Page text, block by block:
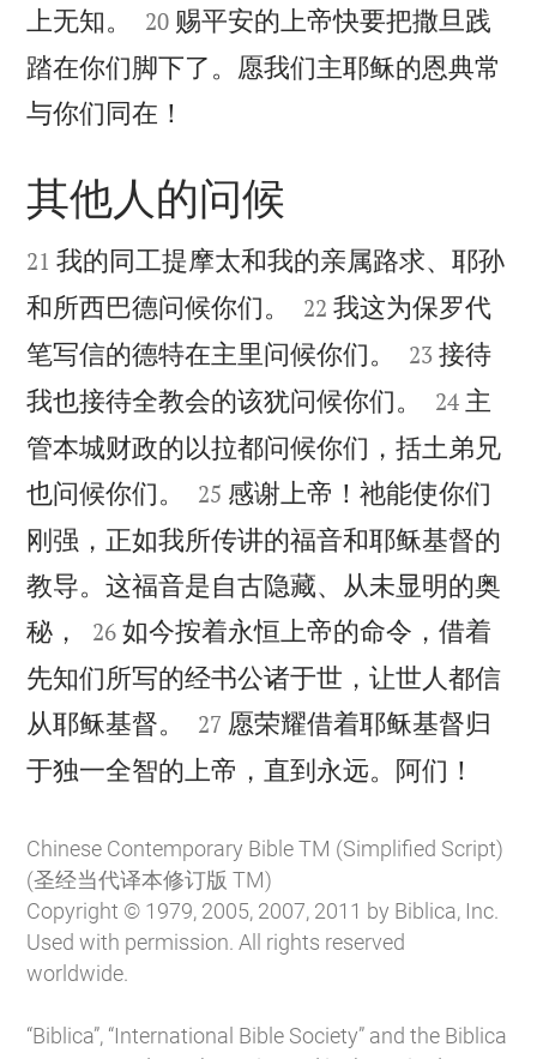
上无知。


20 赐平安的上帝快要把撒旦践
踏在你们脚下了。愿我们主耶稣的恩典常
与你们同在！

其他人的问候

21 我的同工提摩太和我的亲属路求、耶孙
和所西巴德问候你们。


22 我这为保罗代
笔写信的德特在主里问候你们。


23 接待
我也接待全教会的该犹问候你们。


24 主
管本城财政的以拉都问候你们，括土弟兄
也问候你们。


25 感谢上帝！祂能使你们
刚强，正如我所传讲的福音和耶稣基督的
教导。这福音是自古隐藏、从未显明的奥
秘，


26 如今按着永恒上帝的命令，借着
先知们所写的经书公诸于世，让世人都信
从耶稣基督。


27 愿荣耀借着耶稣基督归
于独一全智的上帝，直到永远。阿们！
Chinese Contemporary Bible TM (Simplified Script)
(圣经当代译本修订版 TM)
Copyright © 1979, 2005, 2007, 2011 by Biblica, Inc.
Used with permission. All rights reserved
worldwide.
“Biblica”, “International Bible Society” and the Biblica